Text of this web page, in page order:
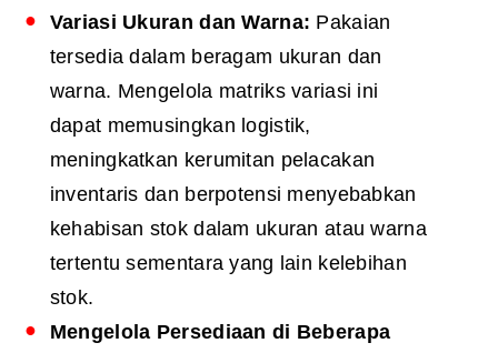
Variasi Ukuran dan Warna: Pakaian
tersedia dalam beragam ukuran dan
warna. Mengelola matriks variasi ini
dapat memusingkan logistik,
meningkatkan kerumitan pelacakan
inventaris dan berpotensi menyebabkan
kehabisan stok dalam ukuran atau warna
tertentu sementara yang lain kelebihan
stok.
Mengelola Persediaan di Beberapa